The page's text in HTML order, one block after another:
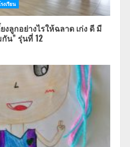
งเรียน
งลูกอย่างไรให้ฉลาด เก่ง ดี มี
น” รุ่นที่ 12